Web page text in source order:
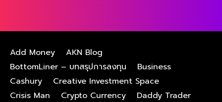
Add Money
AKN Blog
BottomLiner – บทสรุปการลงทุน
Business
Cashury
Creative Investment Space
Crisis Man
Crypto Currency
Daddy Trader